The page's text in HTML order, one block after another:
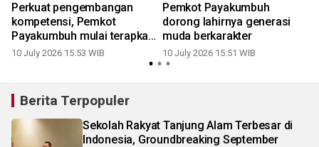
Perkuat pengembangan
kompetensi, Pemkot
Payakumbuh mulai terapkan
ASN Corporate University
10 July 2026 15:53 WIB
Pemkot Payakumbuh
dorong lahirnya generasi
muda berkarakter
10 July 2026 15:51 WIB
Berita Terpopuler
Sekolah Rakyat Tanjung Alam Terbesar di
Indonesia, Groundbreaking September